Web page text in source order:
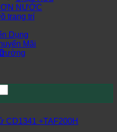
NƯỚC
trang trí
Dụng
Mãi